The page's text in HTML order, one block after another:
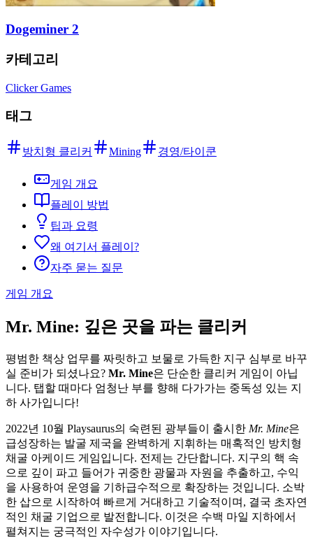
Dogeminer 2
카테고리
Clicker Games
태그
방치형 클리커 Mining 경영/타이쿤
게임 개요
플레이 방법
팁과 요령
왜 여기서 플레이?
자주 묻는 질문
게임 개요
Mr. Mine: 깊은 곳을 파는 클리커
평범한 책상 업무를 짜릿하고 보물로 가득한 지구 심부로 바꾸
실 준비가 되셨나요? Mr. Mine은 단순한 클리커 게임이 아닙
니다. 탭할 때마다 엄청난 부를 향해 다가가는 중독성 있는 지
하 사가입니다!
2022년 10월 Playsaurus의 숙련된 광부들이 출시한 Mr. Mine은
급성장하는 발굴 제국을 완벽하게 지휘하는 매혹적인 방치형
채굴 아케이드 게임입니다. 전제는 간단합니다. 지구의 핵 속
으로 깊이 파고 들어가 귀중한 광물과 자원을 추출하고, 수익
을 사용하여 운영을 기하급수적으로 확장하는 것입니다. 소박
한 삽으로 시작하여 빠르게 거대하고 기술적이며, 결국 초자연
적인 채굴 기업으로 발전합니다. 이것은 수백 마일 지하에서
펼쳐지는 궁극적인 자수성가 이야기입니다.